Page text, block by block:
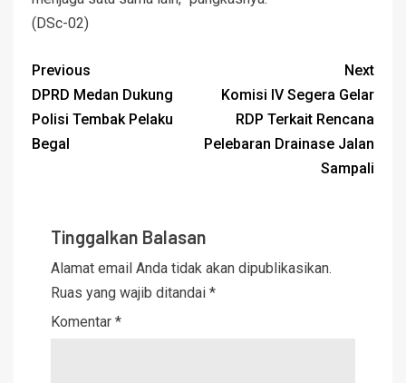
(DSc-02)
Previous
DPRD Medan Dukung
Polisi Tembak Pelaku
Begal
Next
Komisi IV Segera Gelar
RDP Terkait Rencana
Pelebaran Drainase Jalan
Sampali
Tinggalkan Balasan
Alamat email Anda tidak akan dipublikasikan.
Ruas yang wajib ditandai *
Komentar *